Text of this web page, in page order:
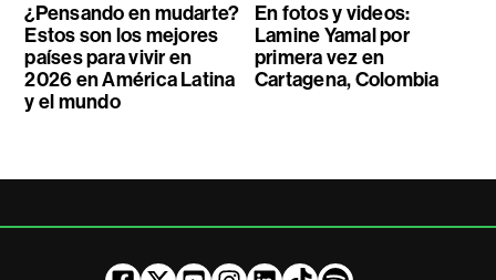
¿Pensando en mudarte?
Estos son los mejores
países para vivir en
2026 en América Latina
y el mundo
En fotos y videos:
Lamine Yamal por
primera vez en
Cartagena, Colombia